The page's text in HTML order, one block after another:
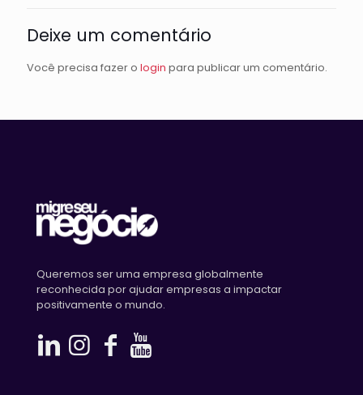
Deixe um comentário
Você precisa fazer o login para publicar um comentário.
Queremos ser uma empresa globalmente
reconhecida por ajudar empresas a impactar
positivamente o mundo.